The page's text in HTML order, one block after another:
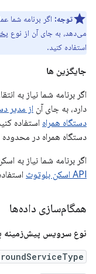
توجه: اگر برنامه شما
می‌دهد، به جای آن از نوع
استفاده کنید.
جایگزین ها
اگر برنامه شما نیاز به
دارد، به جای آن از مدیر
دستگاه همراه استفاده
دستگاه همراه در
اگر برنامه شما نیاز به
API اسکن بلوتوث
همگام‌سازی داده‌ها
نوع سرویس پیش‌زمینه